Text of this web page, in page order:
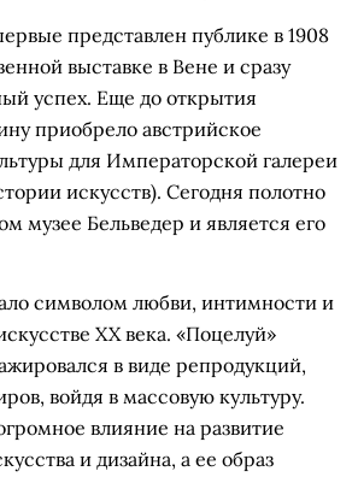
представлен публике в 1908
выставке в Вене и сразу
успех. Еще до открытия
приобрело австрийское
для Императорской галереи
искусств). Сегодня полотно
музее Бельведер и является его
символом любви, интимности и
XX века. «Поцелуй»
в виде репродукций,
войдя в массовую культуру.
влияние на развитие
и дизайна, а ее образ